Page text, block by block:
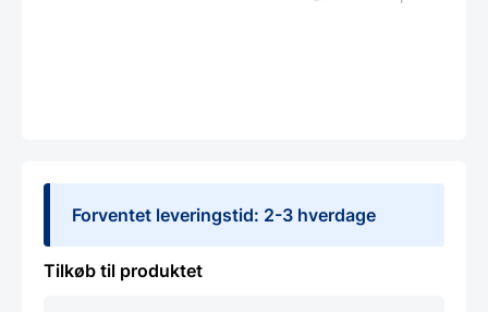
Forventet leveringstid: 2-3 hverdage
Tilkøb til produktet